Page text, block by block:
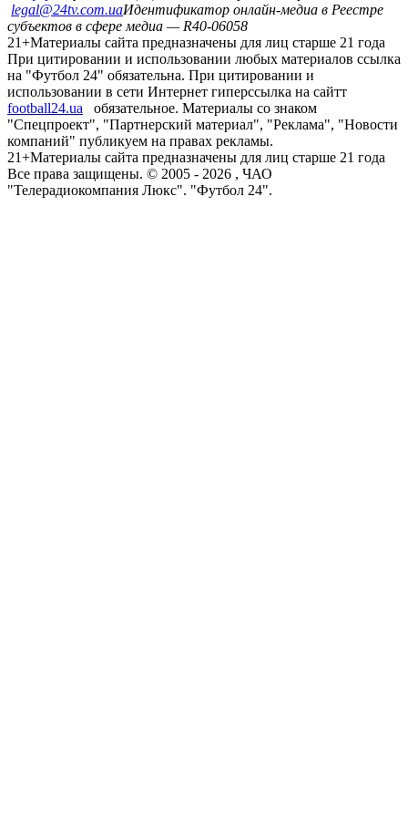
legal@24tv.com.uaИдентификатор онлайн-медиа в Реестре
субъектов в сфере медиа — R40-06058
21+Материалы сайта предназначены для лиц старше 21 года
При цитировании и использовании любых материалов ссылка
на "Футбол 24" обязательна. При цитировании и
использовании в сети Интернет гиперссылка на сайтт
football24.ua
обязательное. Материалы со знаком
"Спецпроект", "Партнерский материал", "Реклама", "Новости
компаний" публикуем на правах рекламы.
21+Материалы сайта предназначены для лиц старше 21 года
Все права защищены. © 2005 - 2026 , ЧАО
"Телерадиокомпания Люкс". "Футбол 24".